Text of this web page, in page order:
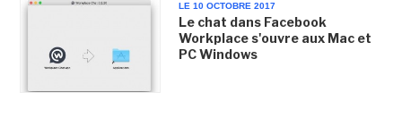
LE 10 OCTOBRE 2017
Le chat dans Facebook
Workplace s'ouvre aux Mac et
PC Windows